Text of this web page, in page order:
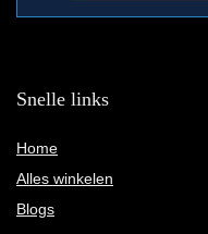
Snelle links
Home
Alles winkelen
Blogs